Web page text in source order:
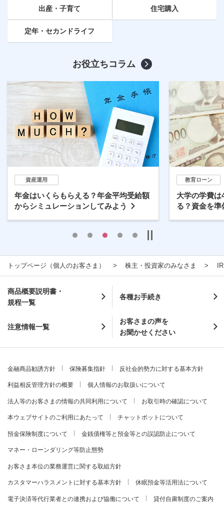
出産・子育て 住宅購入
定年 ・セカンドライフ
お役立ちコラム
資産運用
年金はいくらもらえる？年金平均受給額
からシミュレーションしてみよう
教育ローン
大学の学費
る？資金を
トップページ（個人のお客さま） 株主・投資家のみなさま
商品概要説明書・
規程一覧
各種お手続き
注意情報一覧
お客さまの声を
お聞かせください
金融商品勧誘方針 保険募集指針 反社会的勢力に対する基本方針
利益相反管理方針の概要 個人情報のお取扱いについて
法人等のお客さまの情報の共同利用について お取引時の確認について
本ウェブサイトのご利用にあたって チャットボットについて
預金保険制度について 金銭債権等と預金等との誤認防止について
マネー・ローンダリング等防止態勢
お客さま本位の業務運営に関する取組方針
カスタマーハラスメントに対する基本方針 休眠預金等活用法について
電子決済等代行業者との連携および協働について 貸付自粛制度のご案内